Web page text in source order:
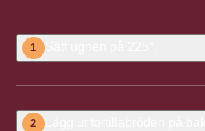
1 Sätt ugnen på 225°.
2 Lägg ut tortillabröden på